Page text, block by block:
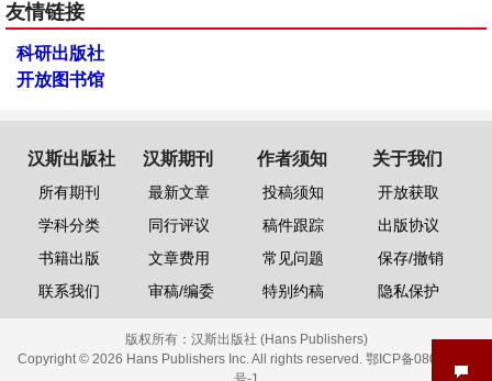
友情链接
科研出版社
开放图书馆
汉斯出版社
所有期刊
学科分类
书籍出版
联系我们
汉斯期刊
最新文章
同行评议
文章费用
审稿/编委
作者须知
投稿须知
稿件跟踪
常见问题
特别约稿
关于我们
开放获取
出版协议
保存/撤销
隐私保护
版权所有： 汉斯出版社 (Hans Publishers)
Copyright © 2026 Hans Publishers Inc. All rights reserved. 鄂ICP备08006613